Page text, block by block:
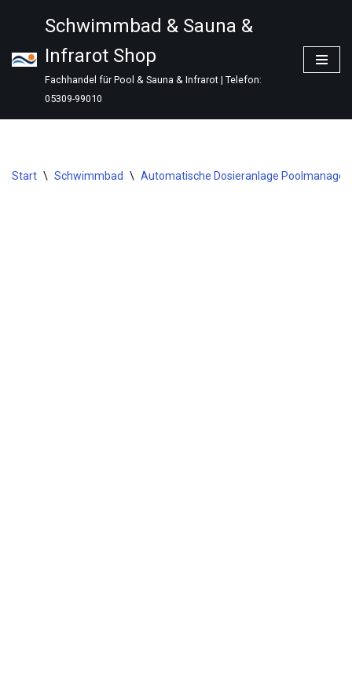
Inhalt
springen
Schwimmbad & Sauna &
Infrarot Shop
Fachhandel für Pool & Sauna & Infrarot | Telefon:
05309-99010
Start \ Schwimmbad \ Automatische Dosieranlage Poolmanager